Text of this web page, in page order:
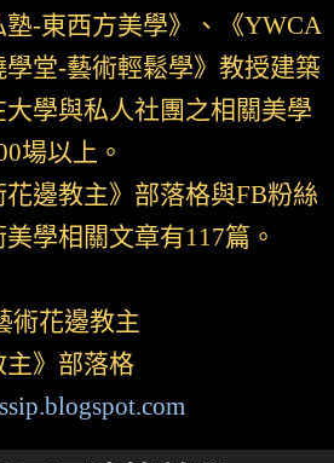
-東西方美學》、《YWCA
堂-藝術輕鬆學》教授建築
學與私人社團之相關美學
場以上。
邊教主》部落格與FB粉絲
學相關文章有117篇。
術花邊教主
主》部落格